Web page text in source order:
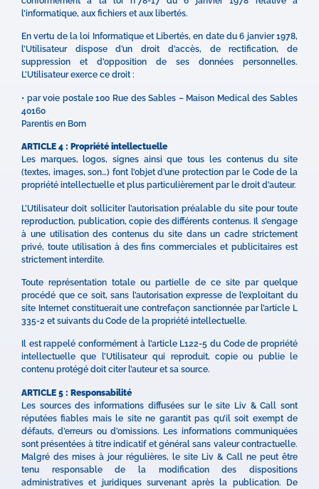
l’informatique, aux fichiers et aux libertés.
En vertu de la loi Informatique et Libertés, en date du 6 janvier 1978,
l’Utilisateur dispose d’un droit d’accès, de rectification, de
suppression et d’opposition de ses données personnelles.
L’Utilisateur exerce ce droit :
• par voie postale 100 Rue des Sables – Maison Medical des Sables
40160
Parentis en Born
ARTICLE 4 : Propriété intellectuelle
Les marques, logos, signes ainsi que tous les contenus du site
(textes, images, son…) font l’objet d’une protection par le Code de la
propriété intellectuelle et plus particulièrement par le droit d’auteur.
L’Utilisateur doit solliciter l’autorisation préalable du site pour toute
reproduction, publication, copie des différents contenus. Il s’engage
à une utilisation des contenus du site dans un cadre strictement
privé, toute utilisation à des fins commerciales et publicitaires est
strictement interdite.
Toute représentation totale ou partielle de ce site par quelque
procédé que ce soit, sans l’autorisation expresse de l’exploitant du
site Internet constituerait une contrefaçon sanctionnée par l’article L
335-2 et suivants du Code de la propriété intellectuelle.
Il est rappelé conformément à l’article L122-5 du Code de propriété
intellectuelle que l’Utilisateur qui reproduit, copie ou publie le
contenu protégé doit citer l’auteur et sa source.
ARTICLE 5 : Responsabilité
Les sources des informations diffusées sur le site Liv & Call sont
réputées fiables mais le site ne garantit pas qu’il soit exempt de
défauts, d’erreurs ou d’omissions. Les informations communiquées
sont présentées à titre indicatif et général sans valeur contractuelle.
Malgré des mises à jour régulières, le site Liv & Call ne peut être
tenu responsable de la modification des dispositions
administratives et juridiques survenant après la publication. De